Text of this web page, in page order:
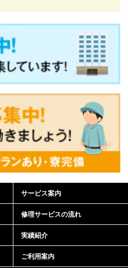
サービス案内
修理サービスの流れ
実績紹介
ご利用案内